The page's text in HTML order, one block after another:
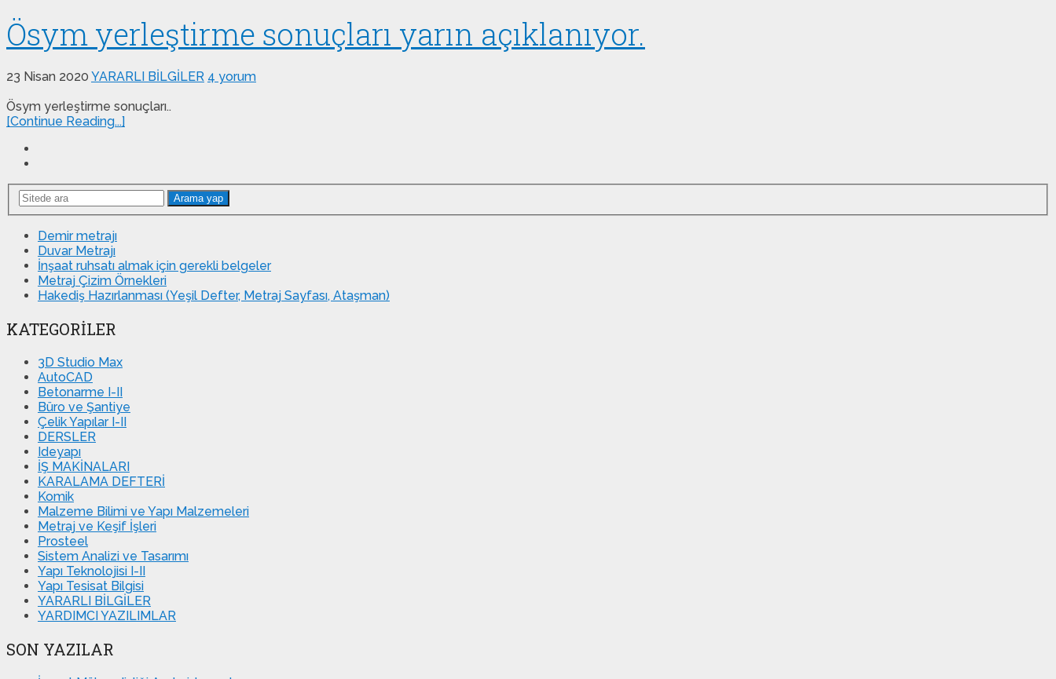
Ösym yerleştirme sonuçları yarın açıklanıyor.
23 Nisan 2020 YARARLI BİLGİLER 4 yorum
Ösym yerleştirme sonuçları..
[Continue Reading...]
Arama yap
Demir metrajı
Duvar Metrajı
İnşaat ruhsatı almak için gerekli belgeler
Metraj Çizim Örnekleri
Hakediş Hazırlanması (Yeşil Defter, Metraj Sayfası, Ataşman)
KATEGORILER
3D Studio Max
AutoCAD
Betonarme I-II
Büro ve Şantiye
Çelik Yapılar I-II
DERSLER
Ideyapı
İŞ MAKİNALARI
KARALAMA DEFTERİ
Komik
Malzeme Bilimi ve Yapı Malzemeleri
Metraj ve Keşif İşleri
Prosteel
Sistem Analizi ve Tasarımı
Yapı Teknolojisi I-II
Yapı Tesisat Bilgisi
YARARLI BİLGİLER
YARDIMCI YAZILIMLAR
SON YAZILAR